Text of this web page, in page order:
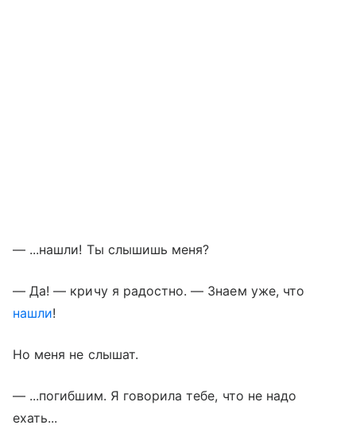
— ...нашли! Ты слышишь меня?
— Да! — кричу я радостно. — Знаем уже, что
нашли!
Но меня не слышат.
— ...погибшим. Я говорила тебе, что не надо
ехать...